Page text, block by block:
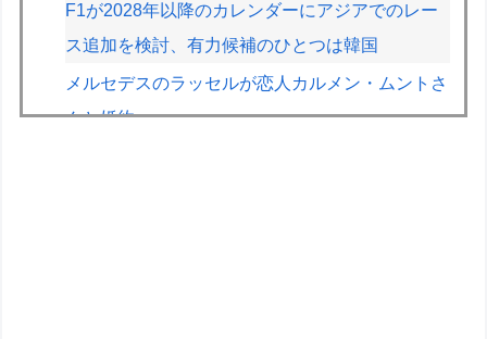
F1が2028年以降のカレンダーにアジアでのレー
ス追加を検討、有力候補のひとつは韓国
メルセデスのラッセルが恋人カルメン・ムントさ
んと婚約